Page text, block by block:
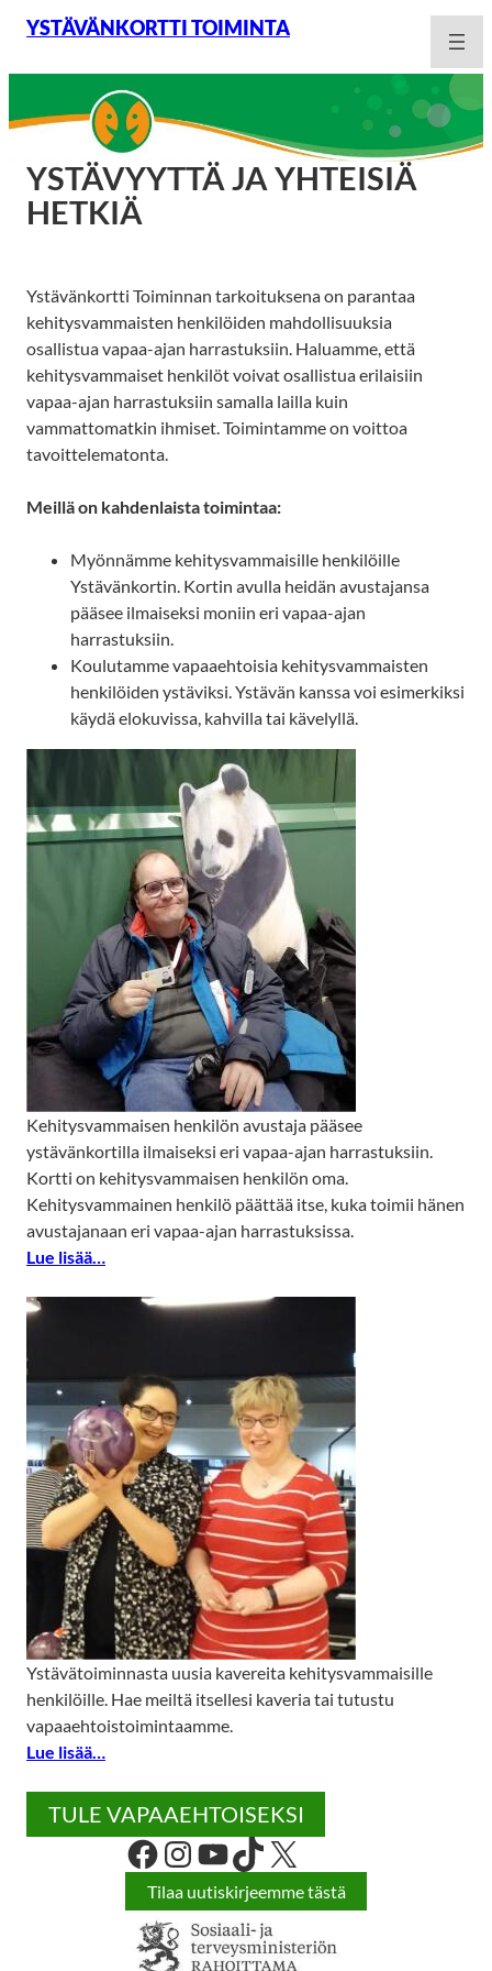
Siirry
YSTÄVÄNKORTTI TOIMINTA
Facebook
Instagram
YouTube
TikTok
X
Tilaa uutiskirjeemme tästä
YSTÄVYYTTÄ JA YHTEISIÄ
HETKIÄ
Ystävänkortti Toiminnan tarkoituksena on parantaa
kehitysvammaisten henkilöiden mahdollisuuksia
osallistua vapaa-ajan harrastuksiin. Haluamme, että
kehitysvammaiset henkilöt voivat osallistua erilaisiin
vapaa-ajan harrastuksiin samalla lailla kuin
vammattomatkin ihmiset. Toimintamme on voittoa
tavoittelematonta.
Meillä on kahdenlaista toimintaa:
Myönnämme kehitysvammaisille henkilöille
Ystävänkortin. Kortin avulla heidän avustajansa
pääsee ilmaiseksi moniin eri vapaa-ajan
harrastuksiin.
Koulutamme vapaaehtoisia kehitysvammaisten
henkilöiden ystäviksi. Ystävän kanssa voi esimerkiksi
käydä elokuvissa, kahvilla tai kävelyllä.
Kehitysvammaisen henkilön avustaja pääsee
ystävänkortilla ilmaiseksi eri vapaa-ajan harrastuksiin.
Kortti on kehitysvammaisen henkilön oma.
Kehitysvammainen henkilö päättää itse, kuka toimii hänen
avustajanaan eri vapaa-ajan harrastuksissa.
Lue lisää…
Ystävätoiminnasta uusia kavereita kehitysvammaisille
henkilöille. Hae meiltä itsellesi kaveria tai tutustu
vapaaehtoistoimintaamme.
Lue lisää…
TULE VAPAAEHTOISEKSI